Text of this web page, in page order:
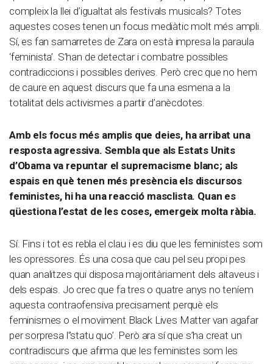
compleix la llei d’igualtat als festivals musicals? Totes
aquestes coses tenen un focus mediàtic molt més ampli.
Sí, es fan samarretes de Zara on està impresa la paraula
‘feminista’. S’han de detectar i combatre possibles
contradiccions i possibles derives. Però crec que no hem
de caure en aquest discurs que fa una esmena a la
totalitat dels activismes a partir d’anècdotes.
Amb els focus més amplis que deies, ha arribat una
resposta agressiva. Sembla que als Estats Units
d’Obama va repuntar el supremacisme blanc; als
espais en què tenen més presència els discursos
feministes, hi ha una reacció masclista. Quan es
qüestiona l’estat de les coses, emergeix molta ràbia.
Sí. Fins i tot es rebla el clau i es diu que les feministes som
les opressores. És una cosa que cau pel seu propi pes
quan analitzes qui disposa majoritàriament dels altaveus i
dels espais. Jo crec que fa tres o quatre anys no teníem
aquesta contraofensiva precisament perquè els
feminismes o el moviment Black Lives Matter van agafar
per sorpresa l”statu quo’. Però ara sí que s’ha creat un
contradiscurs que afirma que les feministes som les